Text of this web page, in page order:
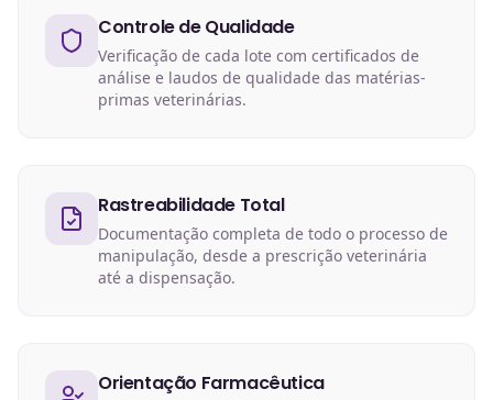
Controle de Qualidade
Verificação de cada lote com certificados de
análise e laudos de qualidade das matérias-
primas veterinárias.
Rastreabilidade Total
Documentação completa de todo o processo de
manipulação, desde a prescrição veterinária
até a dispensação.
Orientação Farmacêutica